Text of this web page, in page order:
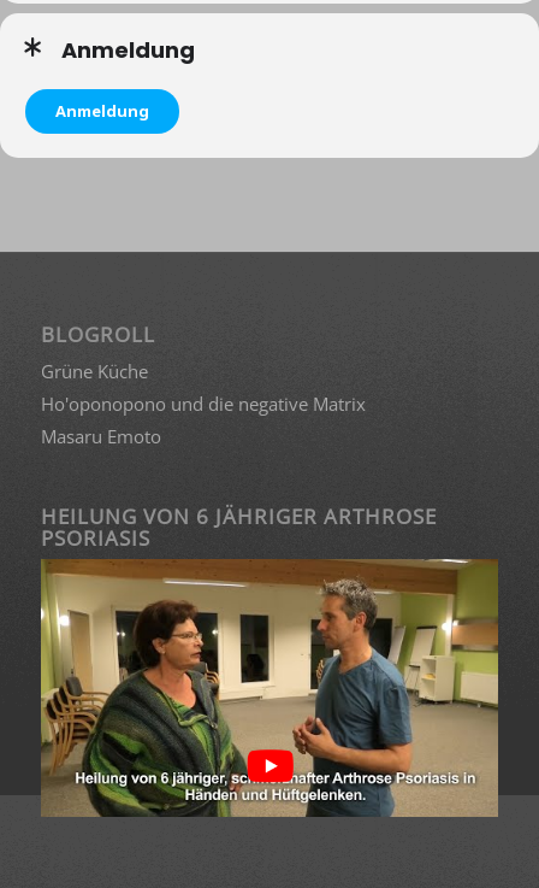
Anmeldung
Anmeldung
BLOGROLL
Grüne Küche
Ho'oponopono und die negative Matrix
Masaru Emoto
HEILUNG VON 6 JÄHRIGER ARTHROSE
PSORIASIS